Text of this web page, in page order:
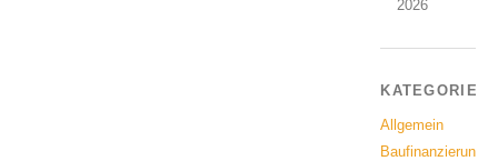
2026
KATEGORIEN
Allgemein
Baufinanzierung